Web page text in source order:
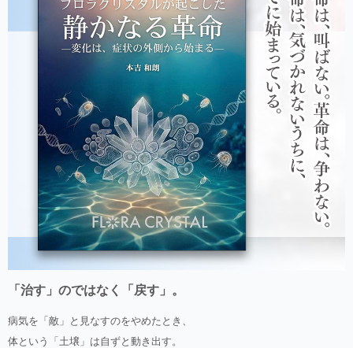
「治す」のではなく「戻す」。
病気を「敵」と見なすのをやめたとき、
体という「土壌」は自ずと動き出す。